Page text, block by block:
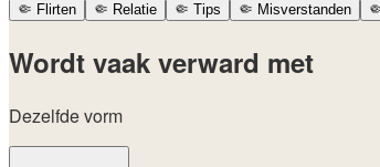
🤏 Flirten 🤏 Relatie 🤏 Tips 🤏 Misverstanden
Wordt vaak verward met
Dezelfde vorm